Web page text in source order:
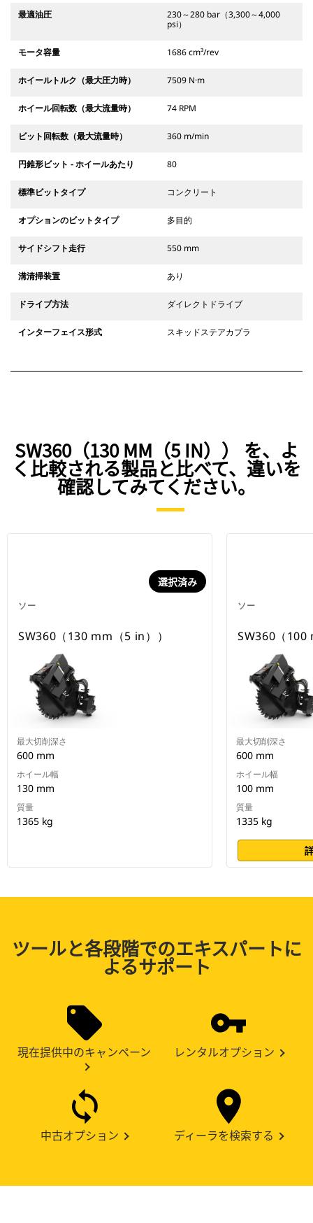
最適油圧
230～280 bar（3,300～4,000
psi）
モータ容量 1686 cm³/rev
ホイールトルク（最大圧力時） 7509 N·m
ホイール回転数（最大流量時） 74 RPM
ビット回転数（最大流量時） 360 m/min
円錐形ビット - ホイールあたり 80
標準ビットタイプ コンクリート
オプションのビットタイプ 多目的
サイドシフト走行 550 mm
溝清掃装置 あり
ドライブ方法 ダイレクトドライブ
インターフェイス形式 スキッドステアカプラ
SW360（130 MM（5 IN）） を、よ
く比較される製品と比べて、違いを
確認してみてください。
ソー
選択済み
SW360（130 mm（5 in））
最大切削深さ
600 mm
ホイール幅
130 mm
質量
1365 kg
ソー
SW360（
最大切削深さ
600 mm
ホイール幅
100 mm
質量
1335 kg
ツールと各段階でのエキスパートに
よるサポート
現在提供中のキャンペーン レンタルオプション
中古オプション ディーラを検索する